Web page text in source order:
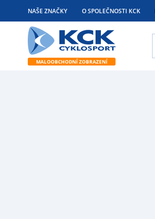
NAŠE ZNAČKY O SPOLEČNOSTI KCK
MALOOBCHODNÍ ZOBRAZENÍ